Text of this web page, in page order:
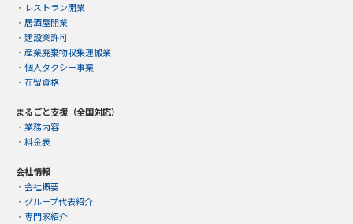
・ レストラン開業
・ 居酒屋開業
・ 建設業許可
・ 産業廃棄物収集運搬業
・ 個人タクシー事業
・ 在留資格
まるごと支援（全国対応）
・ 業務内容
・ 料金表
会社情報
・ 会社概要
・ グループ代表紹介
・ 専門家紹介